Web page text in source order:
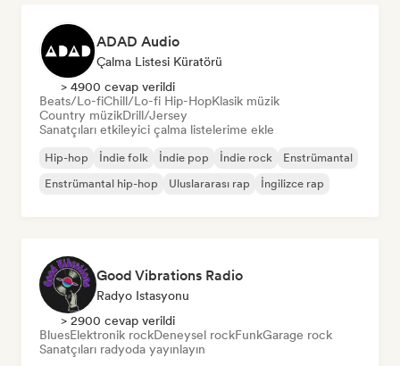
ADAD Audio
Çalma Listesi Küratörü
> 4900 cevap verildi
Beats/Lo-fiChill/Lo-fi Hip-HopKlasik müzik
Country müzikDrill/Jersey
Sanatçıları etkileyici çalma listelerime ekle
Hip-hop İndie folk İndie pop İndie rock
Enstrümantal
Enstrümantal hip-hop
Uluslararası rap İngilizce rap
Good Vibrations Radio
Radyo Istasyonu
> 2900 cevap verildi
BluesElektronik rockDeneysel rockFunkGarage rock
Sanatçıları radyoda yayınlayın